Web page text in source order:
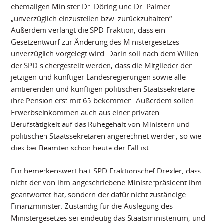
ehemaligen Minister Dr. Döring und Dr. Palmer
„unverzüglich einzustellen bzw. zurückzuhalten“.
Außerdem verlangt die SPD-Fraktion, dass ein
Gesetzentwurf zur Änderung des Ministergesetzes
unverzüglich vorgelegt wird. Darin soll nach dem Willen
der SPD sichergestellt werden, dass die Mitglieder der
jetzigen und künftiger Landesregierungen sowie alle
amtierenden und künftigen politischen Staatssekretäre
ihre Pension erst mit 65 bekommen. Außerdem sollen
Erwerbseinkommen auch aus einer privaten
Berufstätigkeit auf das Ruhegehalt von Ministern und
politischen Staatssekretären angerechnet werden, so wie
dies bei Beamten schon heute der Fall ist.
Für bemerkenswert hält SPD-Fraktionschef Drexler, dass
nicht der von ihm angeschriebene Ministerpräsident ihm
geantwortet hat, sondern der dafür nicht zuständige
Finanzminister. Zuständig für die Auslegung des
Ministergesetzes sei eindeutig das Staatsministerium, und